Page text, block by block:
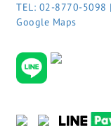
TEL: 02-8770-
Google Maps